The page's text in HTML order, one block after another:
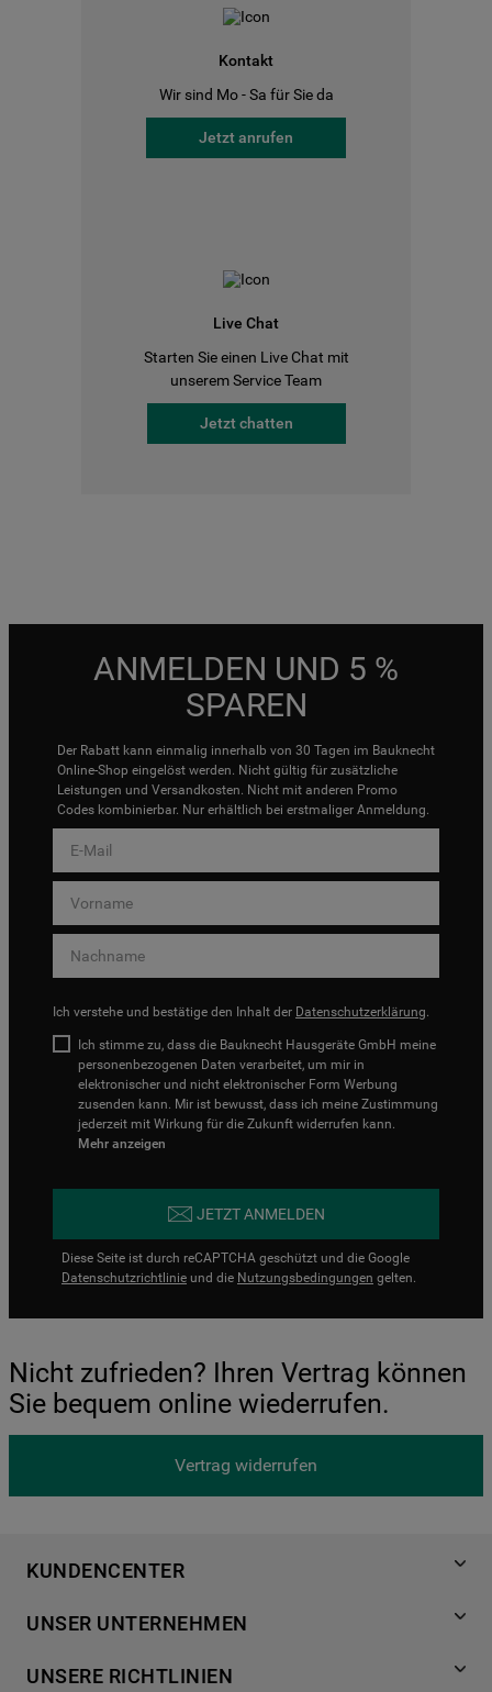
Kontakt
Wir sind Mo - Sa für Sie da
Jetzt anrufen
Live Chat
Starten Sie einen Live Chat mit
unserem Service Team
Jetzt chatten
ANMELDEN UND 5 %
SPAREN
Der Rabatt kann einmalig innerhalb von 30 Tagen im Bauknecht
Online-Shop eingelöst werden. Nicht gültig für zusätzliche
Leistungen und Versandkosten. Nicht mit anderen Promo
Codes kombinierbar. Nur erhältlich bei erstmaliger Anmeldung.
Ich verstehe und bestätige den Inhalt der Datenschutzerklärung.
Ich stimme zu, dass die Bauknecht Hausgeräte GmbH meine
personenbezogenen Daten verarbeitet, um mir in
elektronischer und nicht elektronischer Form Werbung
zusenden kann. Mir ist bewusst, dass ich meine Zustimmung
jederzeit mit Wirkung für die Zukunft widerrufen kann.
Mehr anzeigen
JETZT ANMELDEN
Diese Seite ist durch reCAPTCHA geschützt und die Google
Datenschutzrichtlinie und die Nutzungsbedingungen gelten.
Nicht zufrieden? Ihren Vertrag können
Sie bequem online wiederrufen.
Vertrag widerrufen
KUNDENCENTER
Händlersuche
Häufige Fragen
UNSER UNTERNEHMEN
Für Händler
UNSERE RICHTLINIEN